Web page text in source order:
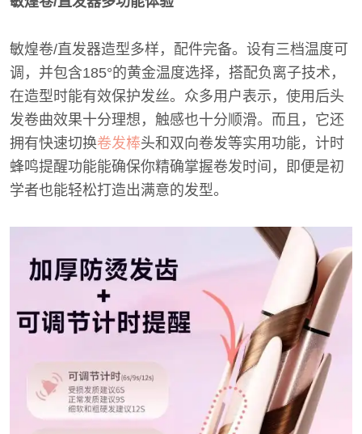
敏煌卷/直发器造型多样，配件完备。设有三档温度可
调，并包含185°的黄金温度选择，搭配负离子技术，
在造型时能有效保护发丝。众多用户表示，使用后头
发卷曲效果十分理想，触感也十分顺滑。而且，它还
拥有快速切换卷发棒头和双向卷发等实用功能，计时
蜂鸣提醒功能能确保你精确掌握卷发时间，即便是初
学者也能轻松打造出满意的发型。